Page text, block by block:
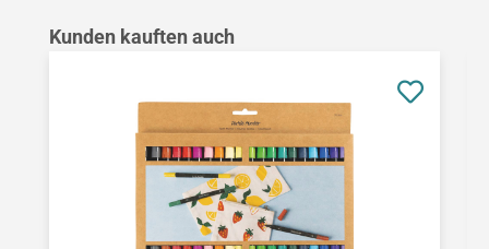
Produktgalerie überspringen
Kunden kauften auch